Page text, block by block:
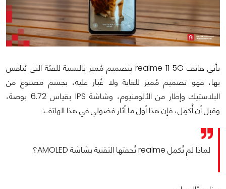
يأتي هاتف realme 11 5G بتصميم مُميز بالنسبة للفئة التي يُنافس
بها، فهو تصميم مُميز للغاية ولا غُبار عليه، بجسم مصنوع من
البلاستيك وإطار من الألومنيوم، وشاشة IPS بقياس 6.72 بوصة،
وقبل أن أُكمِل، فإن هذا أول ما أثار فضولي في هذا الهاتف:
لماذا لم تُكمِل realme تُحفتها التقنية بشاشة AMOLED؟